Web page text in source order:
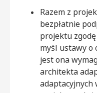
Razem z
bezpłatnie
projektu
myśl ustawy o
jest ona
architekta
adaptacyjnych